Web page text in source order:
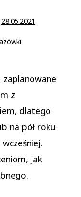
28.05.2021
z
dlatego
na pół roku
jak